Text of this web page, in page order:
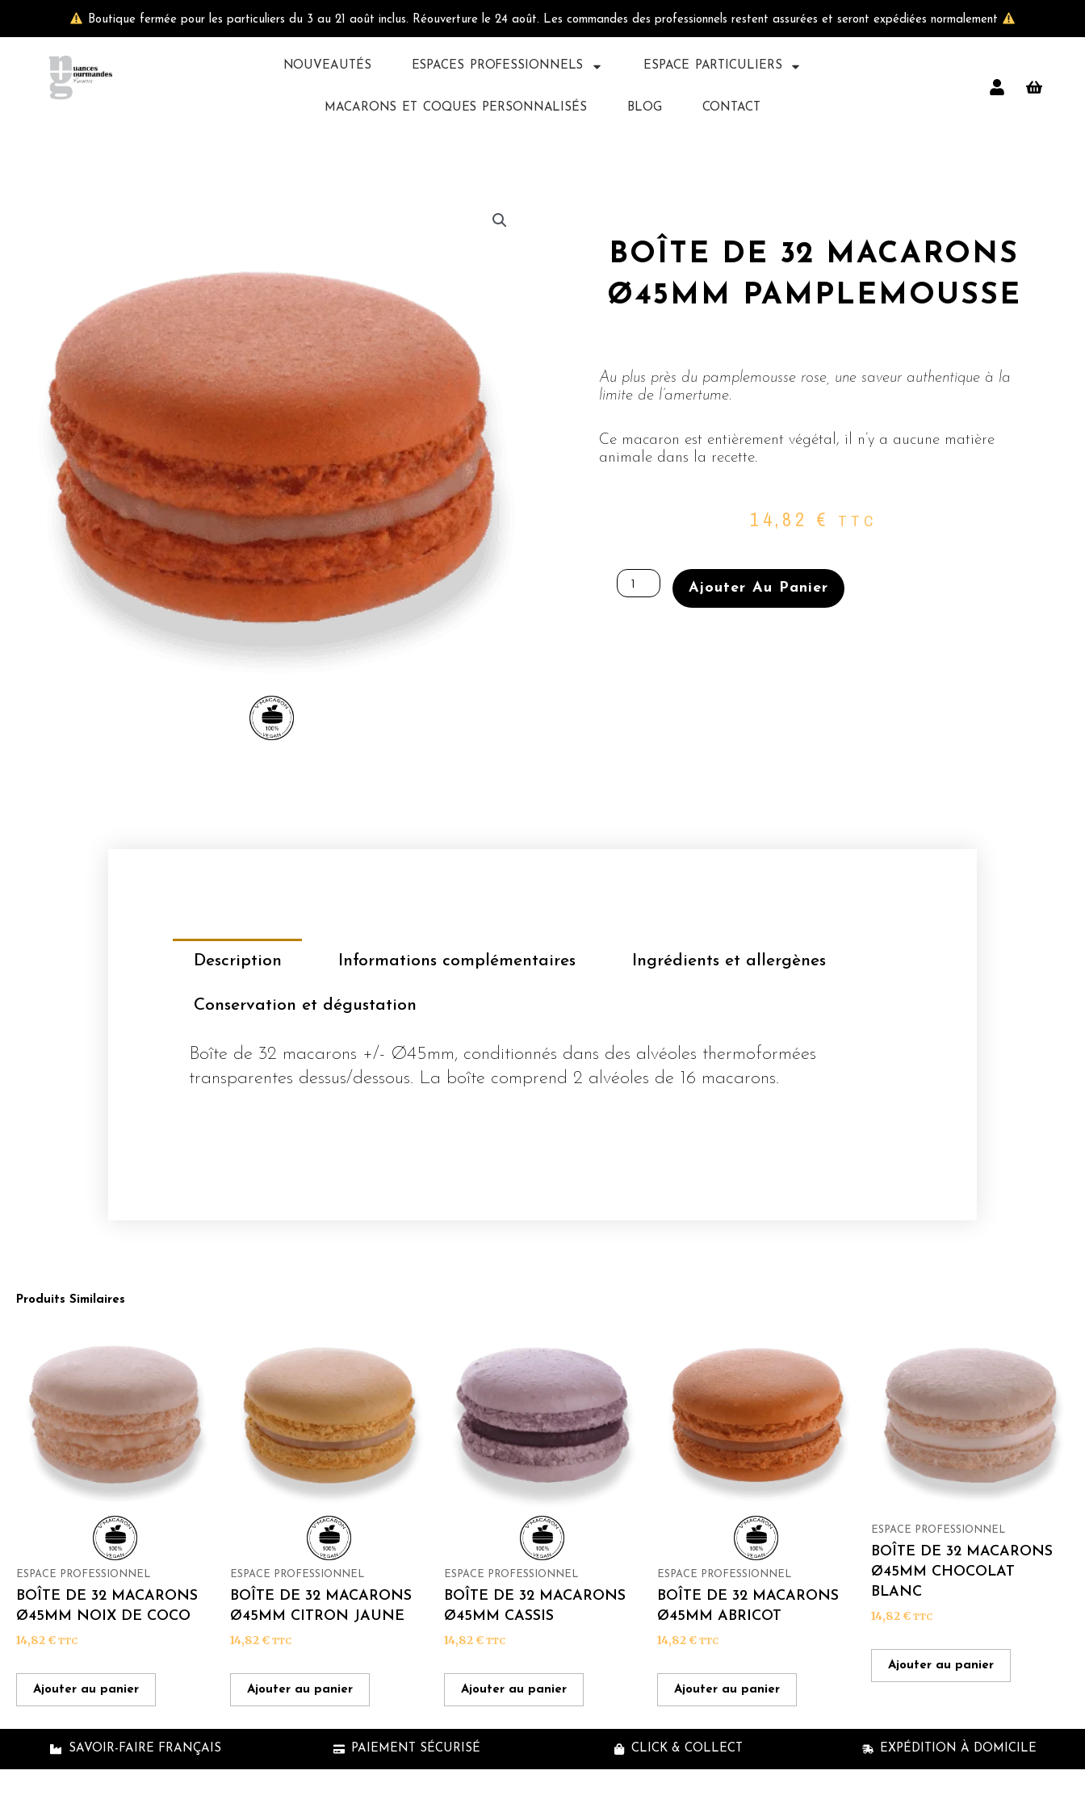
au
Boutique fermée pour les particuliers du 3 au 21 août inclus. Réouverture le 24 août. Les commandes des professionnels restent assurées et seront expédiées normalement
NOUVEAUTÉS ESPACES PROFESSIONNELS ESPACE PARTICULIERS
MACARONS ET COQUES PERSONNALISÉS BLOG CONTACT
BOÎTE DE 32 MACARONS
Ø45MM PAMPLEMOUSSE
Au plus près du pamplemousse rose, une saveur authentique à la
limite de l’amertume.
Ce macaron est entièrement végétal, il n’y a aucune matière
animale dans la recette.
14,82 € TTC
de
BOÎTE
Ajouter Au Panier
Description Informations complémentaires Ingrédients et allergènes
Conservation et dégustation
Boîte de 32 macarons +/- Ø45mm, conditionnés dans des alvéoles thermoformées
transparentes dessus/dessous. La boîte comprend 2 alvéoles de 16 macarons.
Produits Similaires
ESPACE PROFESSIONNEL
BOÎTE DE 32 MACARONS
Ø45MM NOIX DE COCO
14,82 € TTC
Ajouter au panier
ESPACE PROFESSIONNEL
BOÎTE DE 32 MACARONS
Ø45MM CITRON JAUNE
14,82 € TTC
Ajouter au panier
ESPACE PROFESSIONNEL
BOÎTE DE 32 MACARONS
Ø45MM CASSIS
14,82 € TTC
Ajouter au panier
ESPACE PROFESSIONNEL
BOÎTE DE 32 MACARONS
Ø45MM ABRICOT
14,82 € TTC
Ajouter au panier
ESPACE PROFESSIONNEL
BOÎTE DE 32 MACARONS
Ø45MM CHOCOLAT
BLANC
14,82 € TTC
Ajouter au panier
SAVOIR-FAIRE FRANÇAIS PAIEMENT SÉCURISÉ CLICK & COLLECT EXPÉDITION À DOMICILE